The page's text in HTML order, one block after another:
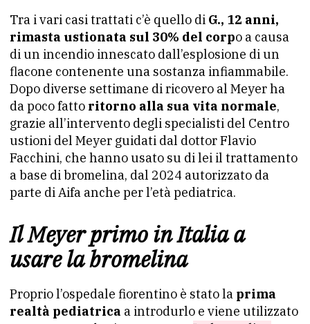
Tra i vari casi trattati c’è quello di G., 12 anni,
rimasta ustionata sul 30% del corpo a causa
di un incendio innescato dall’esplosione di un
flacone contenente una sostanza infiammabile.
Dopo diverse settimane di ricovero al Meyer ha
da poco fatto ritorno alla sua vita normale,
grazie all’intervento degli specialisti del Centro
ustioni del Meyer guidati dal dottor Flavio
Facchini, che hanno usato su di lei il trattamento
a base di bromelina, dal 2024 autorizzato da
parte di Aifa anche per l’età pediatrica.
Il Meyer primo in Italia a
usare la bromelina
Proprio l’ospedale fiorentino è stato la prima
realtà pediatrica a introdurlo e viene utilizzato